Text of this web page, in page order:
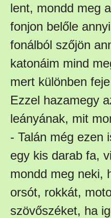
lent, mondd meg
fonjon belőle
fonálból szőjön
katonáim mind
mert különben
Ezzel hazamegy
leányának, mit
- Talán még ezen
egy kis darab fa,
mondd meg neki,
orsót, rokkát,
szövőszéket, ha